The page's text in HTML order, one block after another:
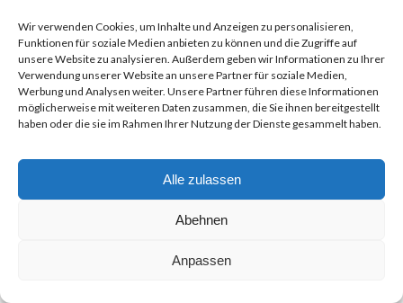
Wir verwenden Cookies, um Inhalte und Anzeigen zu personalisieren,
Funktionen für soziale Medien anbieten zu können und die Zugriffe auf
unsere Website zu analysieren. Außerdem geben wir Informationen zu Ihrer
Verwendung unserer Website an unsere Partner für soziale Medien,
Werbung und Analysen weiter. Unsere Partner führen diese Informationen
möglicherweise mit weiteren Daten zusammen, die Sie ihnen bereitgestellt
haben oder die sie im Rahmen Ihrer Nutzung der Dienste gesammelt haben.
Alle zulassen
Abehnen
Anpassen